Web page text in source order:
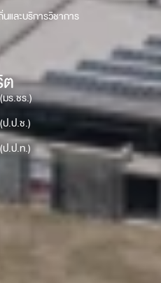
ละบริการวิชาการ
ต
มร.ชร.)
ป.ป.ช.)
ป.ป.ท.)